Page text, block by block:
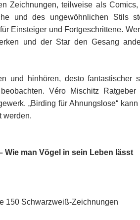
Zeichnungen, teilweise als
und des ungewöhnlichen Stils
Einsteiger und Fortgeschrittene.
und der Star den Gesang
und hinhören, desto fantastischer
Véro Mischitz
„Birding für Ahnungslose“
werden.
Wie man Vögel in sein Leben lässt
150 Schwarzweiß-Zeichnungen